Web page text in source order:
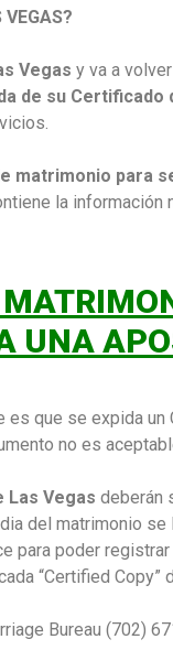
Vegas y va a
de su Certificado
matrimonio para
la información
UNA
es que se expida
no es
Las Vegas deberán
del matrimonio se
para poder
“Certified Copy”
Bureau (702)